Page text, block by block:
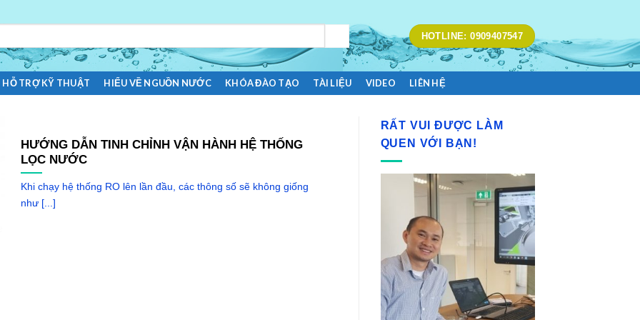
HOTLINE: 0909407547
HỖ TRỢ KỸ THUẬT HIỂU VỀ NGUỒN NƯỚC KHÓA ĐÀO TẠO TÀI LIỆU VIDEO LIÊN HỆ
HƯỚNG DẪN TINH CHỈNH VẬN HÀNH HỆ THỐNG
LỌC NƯỚC
Khi chạy hệ thống RO lên lần đầu, các thông số sẽ không giống
như [...]
RẤT VUI ĐƯỢC LÀM
QUEN VỚI BẠN!